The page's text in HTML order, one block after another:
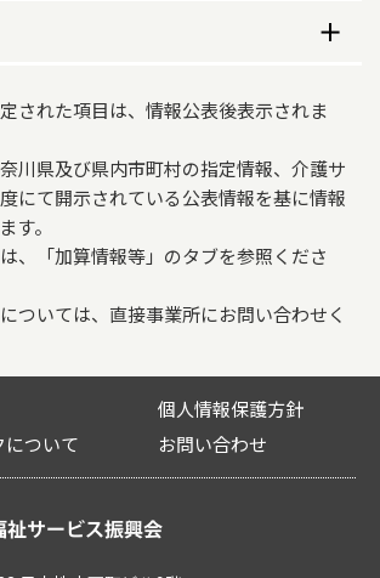
30分
）
日
る特記事項
握
有無
域等
域
、相模原市南区
無
対応の有無
の様式の公開の有無
の屋外歩行や機能訓練を兼ねた外
い、皆様の日常生活向上のため
0 4
0 5
ている資格
研修 0 3
が有している資格
が有している資
代含む）：900円
ビリパンツ…150円（1枚）
（1枚）
ております。
サービスの費用
超えるサービスは提供しておりませ
徴収の有無
、木、金、土、祝
日）
）
・祝日）
間
日
所
る減算の状況
措置実施の有無
定の有無
の発生を理由とする利用者数の減
された項目は、情報公表後表示されま
川県及び県内市町村の指定情報、介護サ
にて開示されている公表情報を基に情報
す。
、「加算情報等」のタブを参照くださ
ついては、直接事業所にお問い合わせく
個人情報保護方針
ついて
お問い合わせ